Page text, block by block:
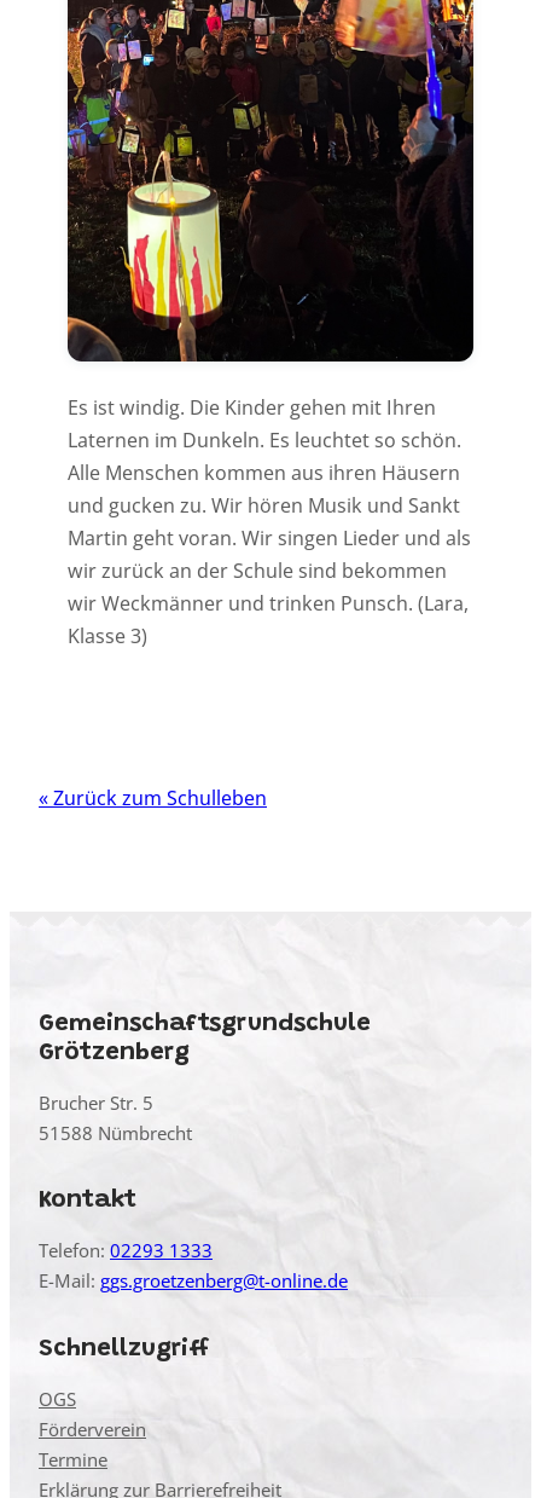
Es ist windig. Die Kinder gehen mit Ihren
Laternen im Dunkeln. Es leuchtet so schön.
Alle Menschen kommen aus ihren Häusern
und gucken zu. Wir hören Musik und Sankt
Martin geht voran. Wir singen Lieder und als
wir zurück an der Schule sind bekommen
wir Weckmänner und trinken Punsch. (Lara,
Klasse 3)
« Zurück zum Schulleben
Gemeinschaftsgrundschule
Grötzenberg
Brucher Str. 5
51588 Nümbrecht
Kontakt
Telefon: 02293 1333
E-Mail: ggs.groetzenberg@t-online.de
Schnellzugriff
OGS
Förderverein
Termine
Erklärung zur Barrierefreiheit